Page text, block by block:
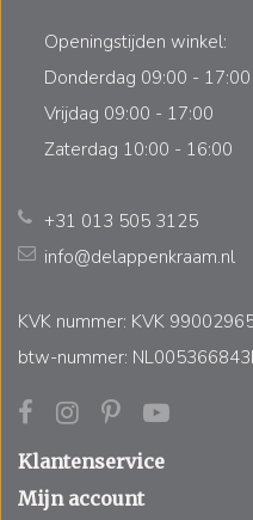
Openingstijden winkel:
Donderdag 09:00 - 17:00
Vrijdag 09:00 - 17:00
Zaterdag 10:00 - 16:00
+31 013 505 3125
info@delappenkraam.nl
KVK nummer: KVK
btw-nummer:
Klantenservice
Mijn account